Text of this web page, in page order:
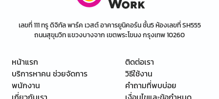
เลขที่ 111 ทรู ดิจิทัล พาร์ค เวสต์ อาคารยูนิคอร์น ชั้น5 ห้องเลขที่ SH555
ถนนสุขุมวิท แขวงบางจาก เขตพระโขนง กรุงเทพ 10260
หน้าแรก
บริการหาคน ช่วยจัดการ
พนักงาน
ติดต่อเรา
วิธีใช้งาน
คำถามที่พบบ่อย